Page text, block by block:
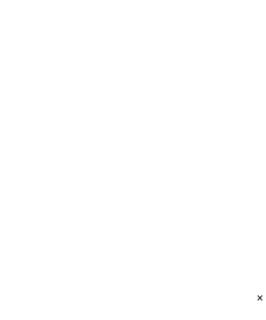
×